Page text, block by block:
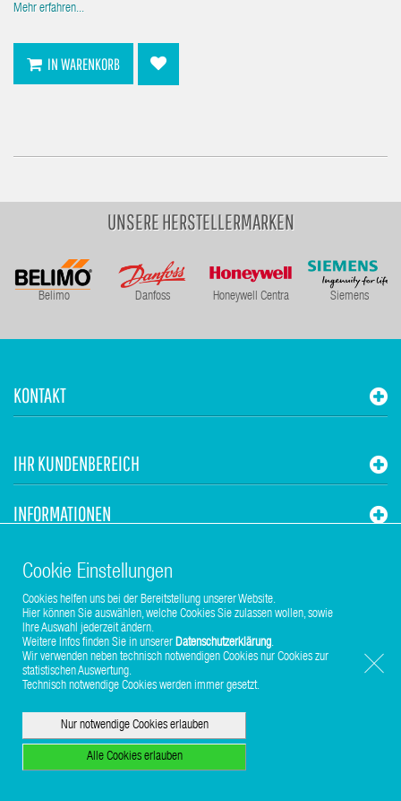
Mehr erfahren...
IN WARENKORB
UNSERE HERSTELLERMARKEN
Belimo Danfoss Honeywell Centra Siemens
KONTAKT
IHR KUNDENBEREICH
INFORMATIONEN
STUHR HVAC
Copyright © 2017-2026 Stuhr GmbH
Cookie Einstellungen
Cookies helfen uns bei der Bereitstellung unserer Website.
Hier können Sie auswählen, welche Cookies Sie zulassen wollen, sowie
Ihre Auswahl jederzeit ändern.
Weitere Infos finden Sie in unserer Datenschutzerklärung.
Wir verwenden neben technisch notwendigen Cookies nur Cookies zur
statistischen Auswertung.
Technisch notwendige Cookies werden immer gesetzt.
Nur notwendige Cookies erlauben
Alle Cookies erlauben